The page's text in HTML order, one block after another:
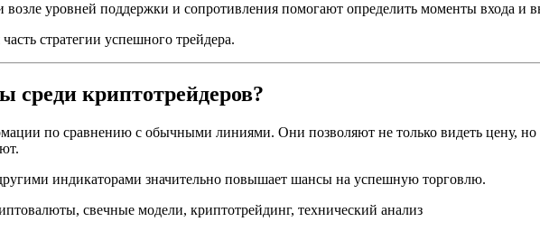
возле уровней поддержки и сопротивления помогают определить моменты входа и
стратегии успешного трейдера.
среди криптотрейдеров?
по сравнению с обычными линиями. Они позволяют не только видеть цену,
индикаторами значительно повышает шансы на успешную торговлю.
свечные модели, криптотрейдинг, технический анализ